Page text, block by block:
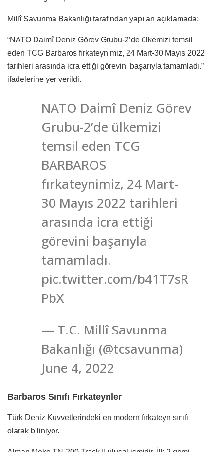
Millî Savunma Bakanlığı tarafından yapılan açıklamada;
“NATO Daimî Deniz Görev Grubu-2’de ülkemizi temsil
eden TCG Barbaros fırkateynimiz, 24 Mart-30 Mayıs 2022
tarihleri arasında icra ettiği görevini başarıyla tamamladı.”
ifadelerine yer verildi.
NATO Daimî Deniz Görev
Grubu-2’de ülkemizi
temsil eden TCG
BARBAROS
fırkateynimiz, 24 Mart-
30 Mayıs 2022 tarihleri
arasında icra ettiği
görevini başarıyla
tamamladı.
pic.twitter.com/b41T7sR
PbX
— T.C. Millî Savunma
Bakanlığı (@tcsavunma)
June 4, 2022
Barbaros Sınıfı Fırkateynler
Türk Deniz Kuvvetlerindeki en modern fırkateyn sınıfı
olarak biliniyor.